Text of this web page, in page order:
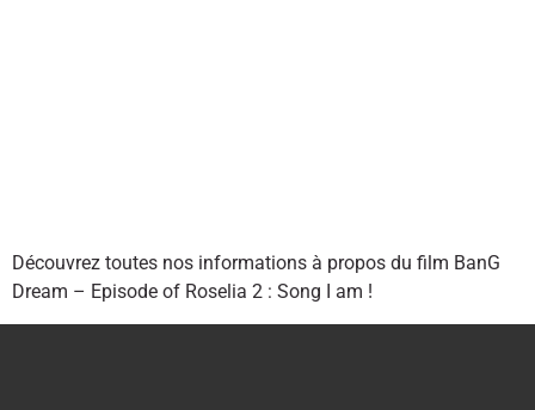
Découvrez toutes nos informations à propos du film BanG
Dream – Episode of Roselia 2 : Song I am !